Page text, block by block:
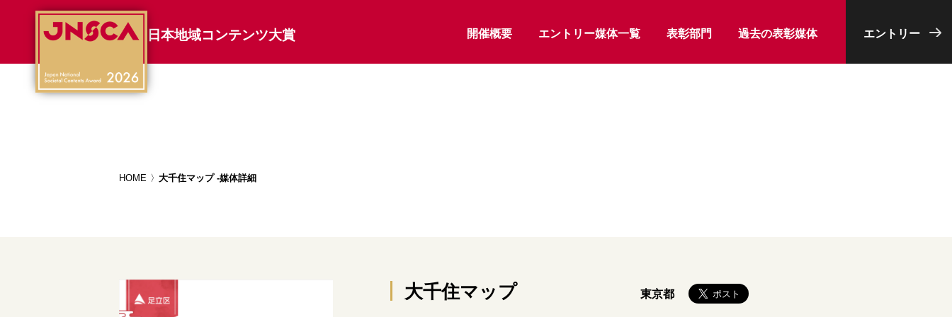
日本地域コンテンツ大賞 開催概要 エントリー媒体一覧 表彰部門 過去の表彰媒体 エントリー
HOME 大千住マップ -媒体詳細
大千住マップ 東京都